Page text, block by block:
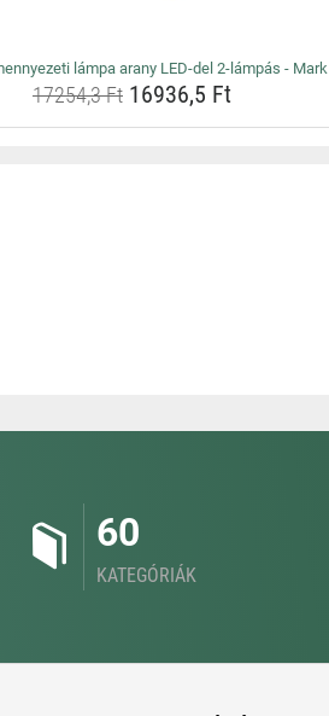
lámpa arany LED-del 2-lámpás - Mark
17254,3 Ft16936,5 Ft
60
KATEGÓRIÁK